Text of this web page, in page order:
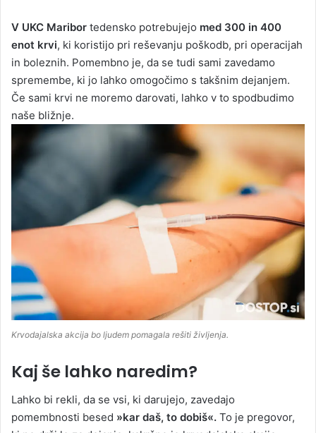
V UKC Maribor tedensko potrebujejo med 300 in 400
enot krvi, ki koristijo pri reševanju poškodb, pri operacijah
in boleznih. Pomembno je, da se tudi sami zavedamo
spremembe, ki jo lahko omogočimo s takšnim dejanjem.
Če sami krvi ne moremo darovati, lahko v to spodbudimo
naše bližnje.
Krvodajalska akcija bo ljudem pomagala rešiti življenja.
Kaj še lahko naredim?
Lahko bi rekli, da se vsi, ki darujejo, zavedajo
pomembnosti besed »kar daš, to dobiš«. To je pregovor,